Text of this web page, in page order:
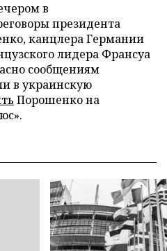
в
президента
канцлера Германии
лидера Франсуа
сообщениям
в украинскую
Порошенко на